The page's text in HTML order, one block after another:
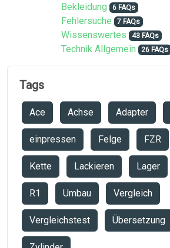
Bekleidung 6 FAQs
Fehlersuche 7 FAQs
Wissenswertes 43 FAQs
Technik Allgemein 26 FAQs
Tags
Ace Achse Adapter
einpressen Felge FZR
Kette Lackieren Lager
R1 Umbau Vergleich
Vergleichstest Übersetzung